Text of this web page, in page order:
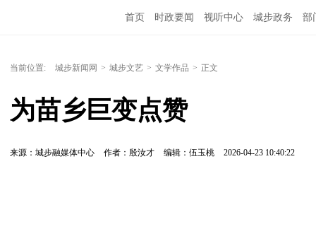
首页 时政要闻 视听中心 城步政务 部
当前位置: 城步新闻网 > 城步文艺 > 文学作品 > 正文
为苗乡巨变点赞
来源：城步融媒体中心 作者：殷汝才 编辑：伍玉桃 2026-04-23 10:40:22